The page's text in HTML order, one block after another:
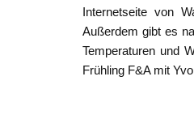
Internetseite von
Außerdem gibt es
Temperaturen und
Frühling F&A mit